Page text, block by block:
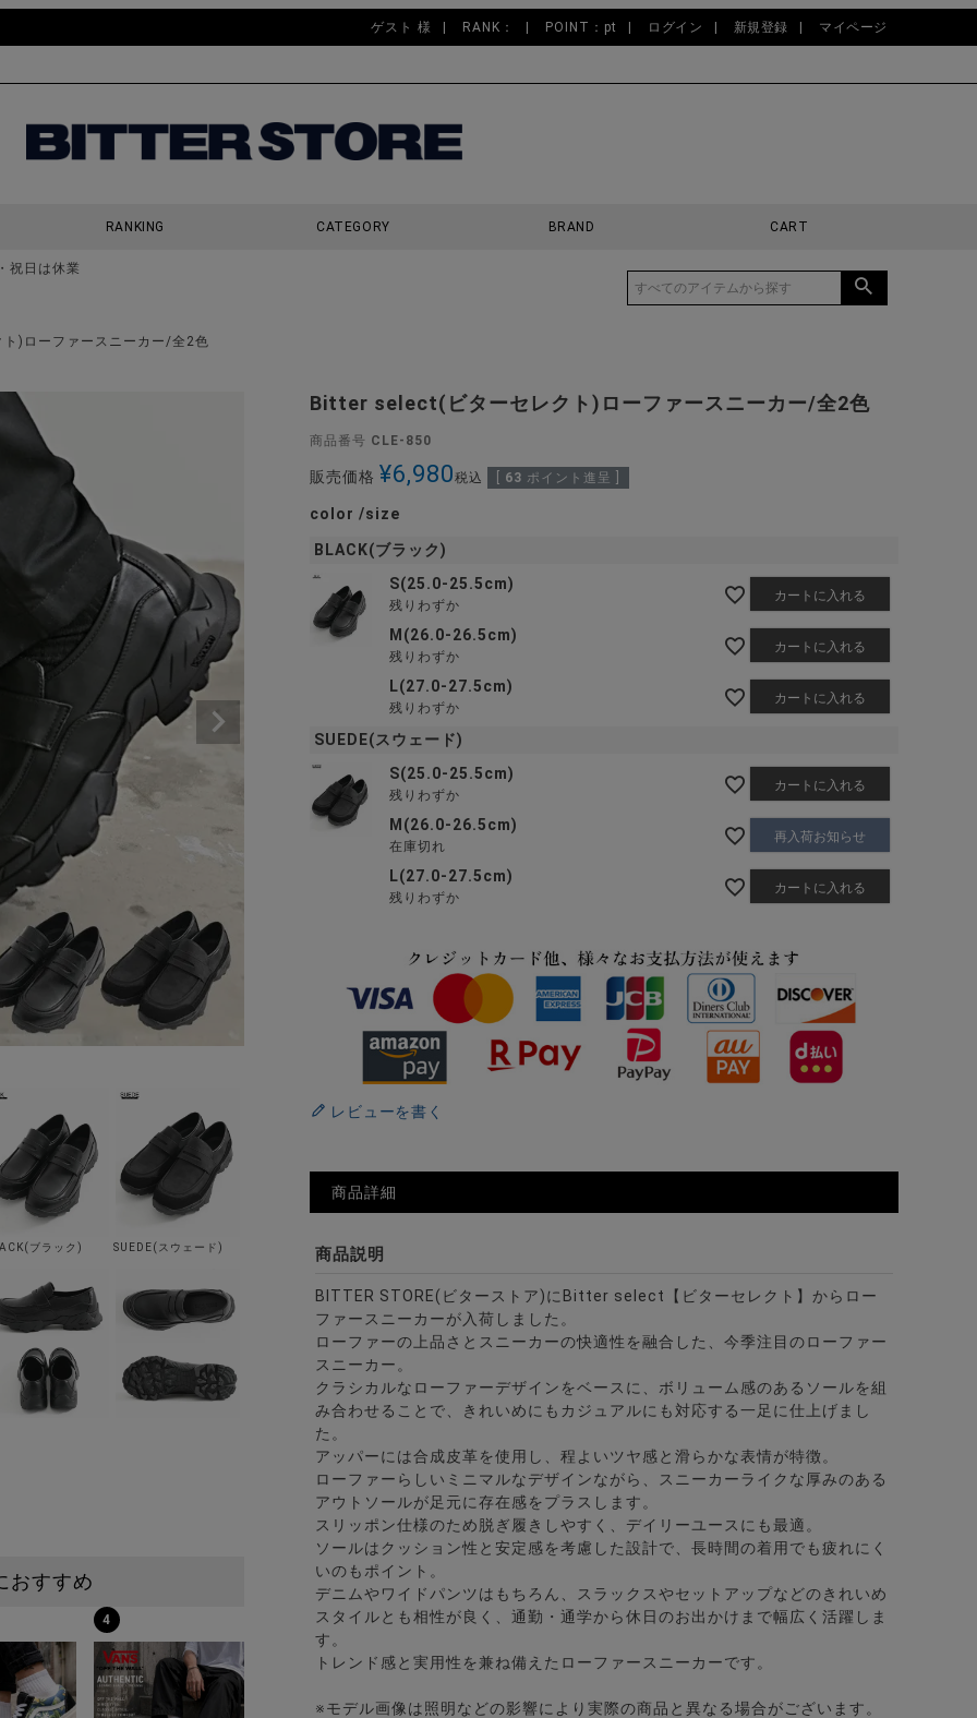
ゲスト 様 RANK： POINT：pt ログイン 新規登録 マイページ
RANKING CATEGORY BRAND CART
祝日は休業
)ローファースニーカー/全2色
ブラック) SUEDE(スウェード)
おすすめ
4
Bitter select(ビターセレクト)ローファースニーカー/全2色
商品番号 CLE-850
販売価格 ¥6,980税込 63 ポイント進呈 ]
color size
BLACK(ブラック)
S(25.0-25.5cm)
残りわずか
カートに入れる
M(26.0-26.5cm)
残りわずか
カートに入れる
L(27.0-27.5cm)
残りわずか
カートに入れる
SUEDE(スウェード)
S(25.0-25.5cm)
残りわずか
カートに入れる
M(26.0-26.5cm)
在庫切れ
再入荷お知らせ
L(27.0-27.5cm)
残りわずか
カートに入れる
レビューを書く
商品詳細
商品説明
BITTER STORE(ビターストア)にBitter select【ビターセレクト】からロー
ファースニーカーが入荷しました。
ローファーの上品さとスニーカーの快適性を融合した、今季注目のローファー
スニーカー。
クラシカルなローファーデザインをベースに、ボリューム感のあるソールを組
み合わせることで、きれいめにもカジュアルにも対応する一足に仕上げまし
た。
アッパーには合成皮革を使用し、程よいツヤ感と滑らかな表情が特徴。
ローファーらしいミニマルなデザインながら、スニーカーライクな厚みのある
アウトソールが足元に存在感をプラスします。
スリッポン仕様のため脱ぎ履きしやすく、デイリーユースにも最適。
ソールはクッション性と安定感を考慮した設計で、長時間の着用でも疲れにく
いのもポイント。
デニムやワイドパンツはもちろん、スラックスやセットアップなどのきれいめ
スタイルとも相性が良く、通勤・通学から休日のお出かけまで幅広く活躍しま
す。
トレンド感と実用性を兼ね備えたローファースニーカーです。
※モデル画像は照明などの影響により実際の商品と異なる場合がございます。